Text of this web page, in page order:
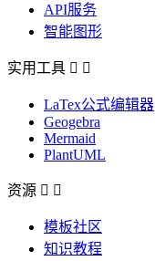
API服务
智能图形
实用工具  
LaTex公式编辑器
Geogebra
Mermaid
PlantUML
资源  
模板社区
知识教程